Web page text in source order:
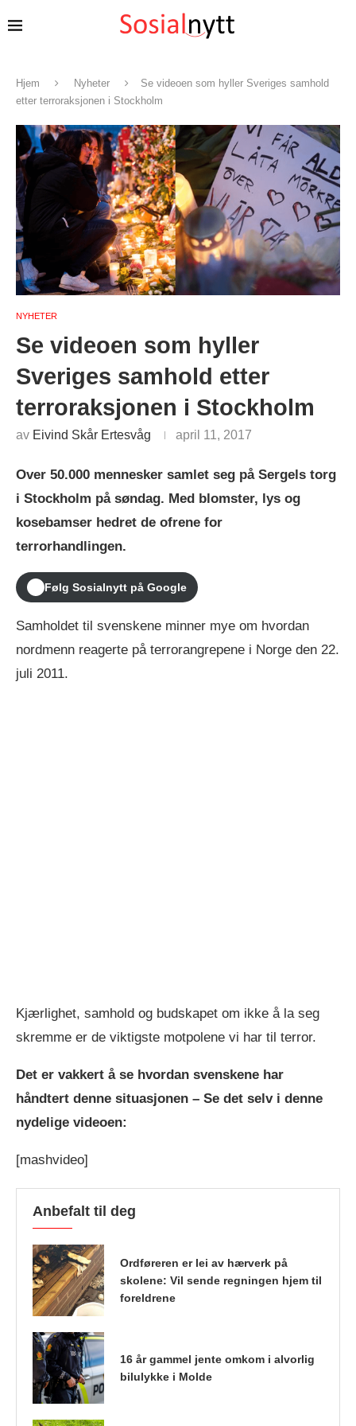
Hjem Nyheter
Se videoen som hyller Sveriges samhold
etter terroraksjonen i Stockholm
NYHETER
Se videoen som hyller
Sveriges samhold etter
terroraksjonen i Stockholm
av Eivind Skår Ertesvåg april 11, 2017
Over 50.000 mennesker samlet seg på Sergels torg
i Stockholm på søndag. Med blomster, lys og
kosebamser hedret de ofrene for
terrorhandlingen.
Følg Sosialnytt på Google
Samholdet til svenskene minner mye om hvordan
nordmenn reagerte på terrorangrepene i Norge den 22.
juli 2011.
Kjærlighet, samhold og budskapet om ikke å la seg
skremme er de viktigste motpolene vi har til terror.
Det er vakkert å se hvordan svenskene har
håndtert denne situasjonen – Se det selv i denne
nydelige videoen:
[mashvideo]
Anbefalt til deg
Ordføreren er lei av hærverk på
skolene: Vil sende regningen hjem til
foreldrene
16 år gammel jente omkom i alvorlig
bilulykke i Molde